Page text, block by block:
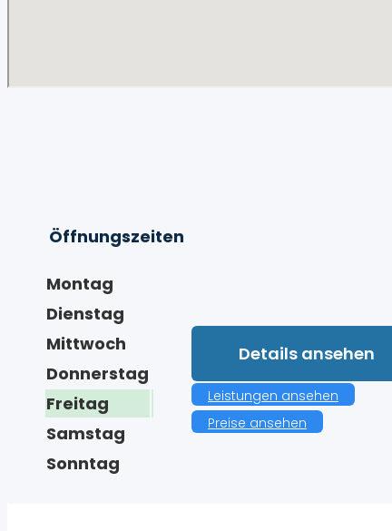
Öffnungszeiten
Montag
Dienstag
Mittwoch
Donnerstag
Freitag
Samstag
Sonntag
Details ansehen
Leistungen ansehen
Preise ansehen